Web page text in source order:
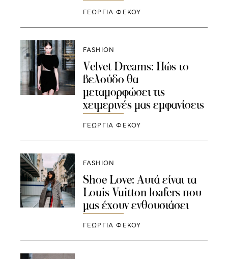
ΓΕΩΡΓΙΑ ΦΕΚΟΥ
FASHION
Velvet Dreams: Πώς το
βελούδο θα
μεταμορφώσει τις
χειμερινές μας εμφανίσεις
ΓΕΩΡΓΙΑ ΦΕΚΟΥ
FASHION
Shoe Love: Αυτά είναι τα
Louis Vuitton loafers που
μας έχουν ενθουσιάσει
ΓΕΩΡΓΙΑ ΦΕΚΟΥ